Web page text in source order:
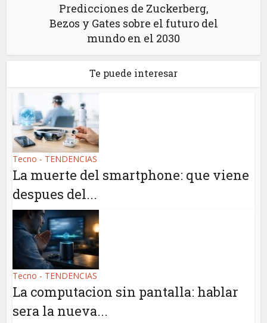
Predicciones de Zuckerberg,
Bezos y Gates sobre el futuro del
mundo en el 2030
Te puede interesar
Tecno - TENDENCIAS
La muerte del smartphone: que viene
despues del...
Tecno - TENDENCIAS
La computacion sin pantalla: hablar
sera la nueva...